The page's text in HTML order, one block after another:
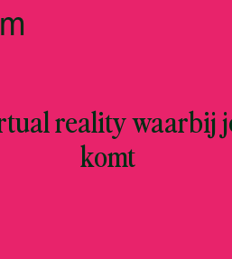
reality waarbij
komt